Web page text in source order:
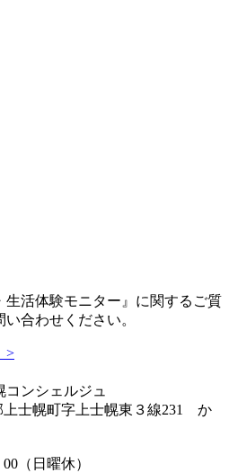
生活体験モニター』に関するご質
合わせください。
>
コンシェルジュ
士幌町字上士幌東３線231 か
（日曜休）